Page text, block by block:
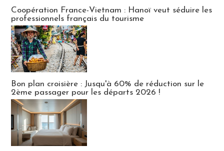
Coopération France-Vietnam : Hanoï veut séduire les
professionnels français du tourisme
Bon plan croisière : Jusqu'à 60% de réduction sur le
2ème passager pour les départs 2026 !